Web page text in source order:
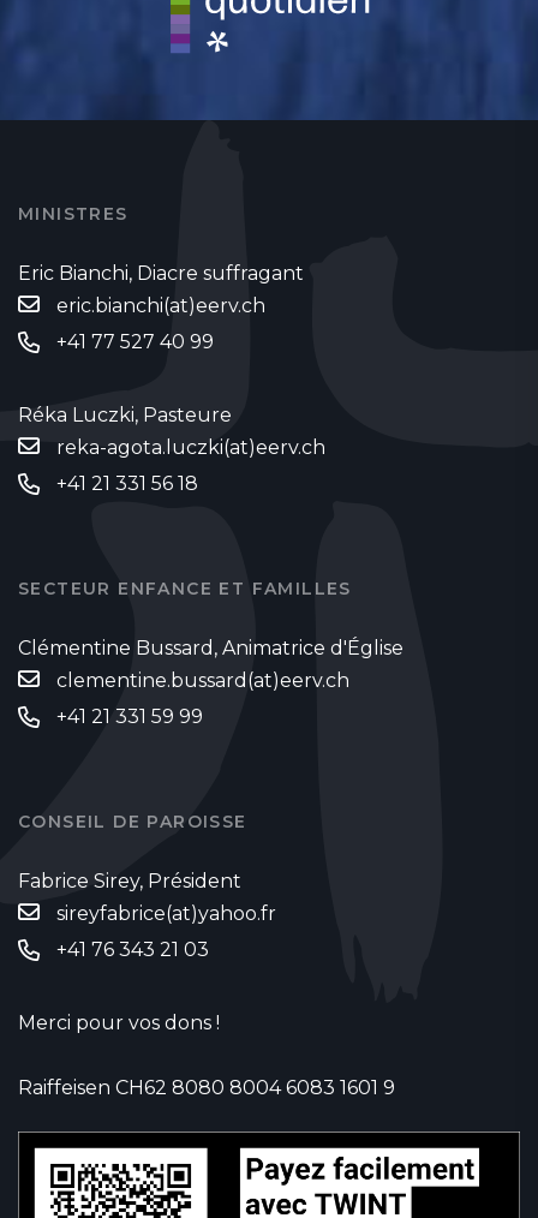
MINISTRES
Eric Bianchi, Diacre suffragant
eric.bianchi(at)eerv.ch
+41 77 527 40 99
Réka Luczki, Pasteure
reka-agota.luczki(at)eerv.ch
+41 21 331 56 18
SECTEUR ENFANCE ET FAMILLES
Clémentine Bussard, Animatrice d'Église
clementine.bussard(at)eerv.ch
+41 21 331 59 99
CONSEIL DE PAROISSE
Fabrice Sirey, Président
sireyfabrice(at)yahoo.fr
‭+41 76 343 21 03‬
Merci pour vos dons !
Raiffeisen CH62 8080 8004 6083 1601 9